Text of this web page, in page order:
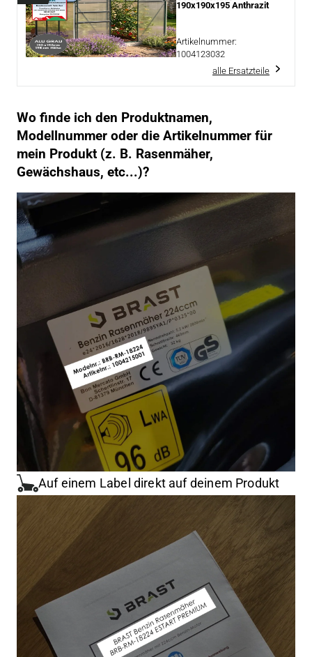
190x190x195 Anthrazit
Artikelnummer:
1004123032
alle Ersatzteile
Wo finde ich den Produktnamen,
Modellnummer oder die Artikelnummer für
mein Produkt (z. B. Rasenmäher,
Gewächshaus, etc...)?
Auf einem Label direkt auf deinem Produkt